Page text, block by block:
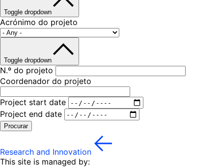
Toggle dropdown
Acrónimo do projeto
Toggle dropdown
N.º do projeto
Coordenador do projeto
Project start date
Project end date
Procurar
Research and Innovation
This site is managed by: